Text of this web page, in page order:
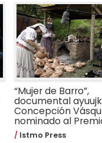
“Mujer de Barro”,
documental
Concepción
nominado al
Istmo Press